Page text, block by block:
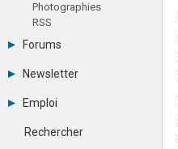
Photographies
RSS
Forums
Tous les forums
Se connecter
Messages privés
Contacter un modérateur
Newsletter
Archives
Abonnement
Emploi
Consulter les annonces
Rechercher